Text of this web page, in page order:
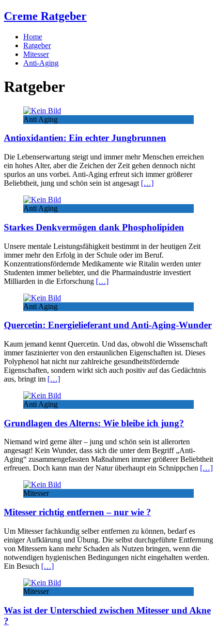
Creme Ratgeber
Home
Ratgeber
Mitesser
Anti-Aging
Ratgeber
Anti Aging
Antioxidantien: Ein echter Jungbrunnen
Die Lebenserwartung steigt und immer mehr Menschen erreichen
ein hohes Alter, aber die Zeichen der Zeit gehen dennoch nicht
spurlos an uns vorbei. Anti-Aging erfreut sich immer größerer
Beliebtheit, jung und schön sein ist angesagt […]
Anti Aging
Starkes Denkvermögen dank Phospholipiden
Unsere mentale Leistungsfähigkeit bestimmt in der heutigen Zeit
immer mehr den Erfolg in der Schule oder im Beruf.
Konzentrationsfördernde Medikamente wie Ritalin werden unter
Studenten immer beliebter, und die Pharmaindustrie investiert
Milliarden in die Erforschung […]
Anti Aging
Quercetin: Energielieferant und Anti-Aging-Wunder
Kaum jemand kennt Quercetin. Und das, obwohl die Wissenschaft
immer faszinierter von den erstaunlichen Eigenschaften ist. Dieses
Polyphenol hat nicht nur zahlreiche gesundheitsfördernde
Eigenschaften, sondern wirkt sich auch positiv auf das Gedächtnis
aus, bringt im […]
Anti Aging
Grundlagen des Alterns: Wie bleibe ich jung?
Niemand wird gerne älter – jung und schön sein ist allerorten
angesagt! Kein Wunder, dass sich die unter dem Begriff „Anti-
Aging“ zusammengefassten Maßnahmen immer größerer Beliebtheit
erfreuen. Doch kann man der Natur überhaupt ein Schnippchen […]
Mitesser
Mitesser richtig entfernen – nur wie ?
Um Mitesser fachkundig selber entfernen zu können, bedarf es
einiger Aufklärung und Übung. Die selbst durchgeführte Entfernung
von Mitessern kann mehr Schaden als Nutzen bringen, wenn die
notwendigen hygienischen Bedingungen nicht eingehalten werden.
Ein Besuch […]
Mitesser
Was ist der Unterschied zwischen Mitesser und Akne
?